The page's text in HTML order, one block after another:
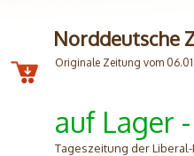
Norddeutsche
Originale Zeitung vom
auf Lager
Tageszeitung der